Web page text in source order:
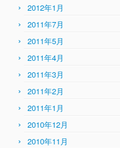
2012年1月
2011年7月
2011年5月
2011年4月
2011年3月
2011年2月
2011年1月
2010年12月
2010年11月